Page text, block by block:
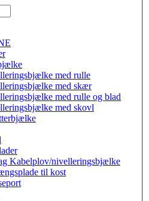
med rulle
med skær
med rulle og blad
med skovl
Kabelplov/nivelleringsbjælke
til kost